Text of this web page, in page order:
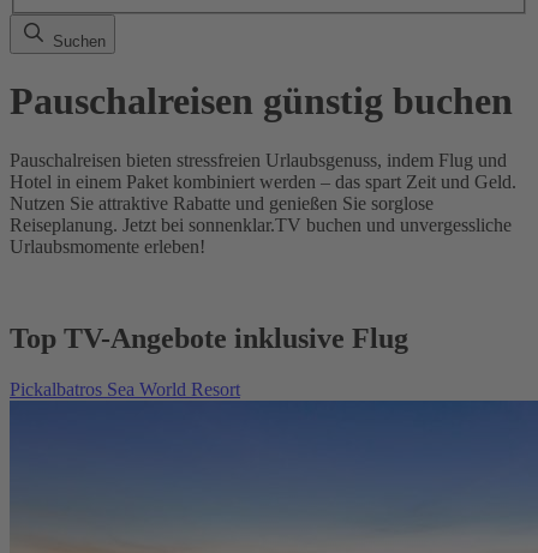
Suchen
Pauschalreisen günstig buchen
Pauschalreisen bieten stressfreien Urlaubsgenuss, indem Flug und
Hotel in einem Paket kombiniert werden – das spart Zeit und Geld.
Nutzen Sie attraktive Rabatte und genießen Sie sorglose
Reiseplanung. Jetzt bei sonnenklar.TV buchen und unvergessliche
Urlaubsmomente erleben!
Top TV-Angebote inklusive Flug
Pickalbatros Sea World Resort